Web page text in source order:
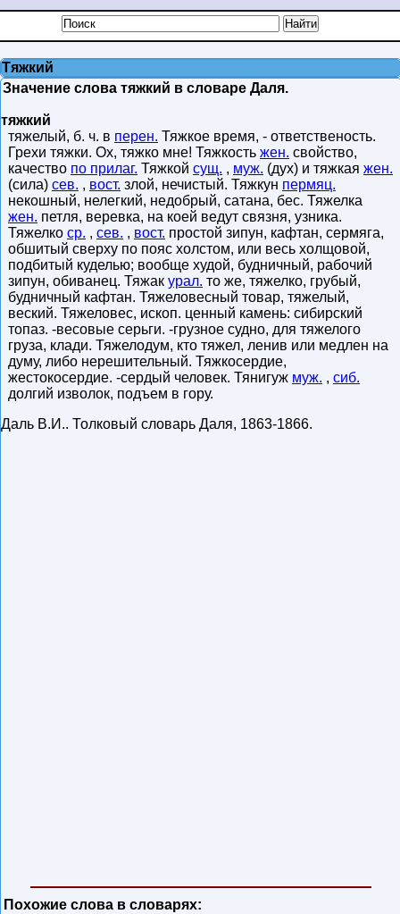
Тяжкий
Значение слова тяжкий в словаре Даля.
тяжкий
тяжелый, б. ч. в перен. Тяжкое время, - ответственость.
Грехи тяжки. Ох, тяжко мне! Тяжкость жен. свойство,
качество по прилаг. Тяжкой сущ. , муж. (дух) и тяжкая жен.
(сила) сев. , вост. злой, нечистый. Тяжкун пермяц.
некошный, нелегкий, недобрый, сатана, бес. Тяжелка
жен. петля, веревка, на коей ведут связня, узника.
Тяжелко ср. , сев. , вост. простой зипун, кафтан, сермяга,
обшитый сверху по пояс холстом, или весь холщовой,
подбитый куделью; вообще худой, будничный, рабочий
зипун, обиванец. Тяжак урал. то же, тяжелко, грубый,
будничный кафтан. Тяжеловесный товар, тяжелый,
веский. Тяжеловес, ископ. ценный камень: сибирский
топаз. -весовые серьги. -грузное судно, для тяжелого
груза, клади. Тяжелодум, кто тяжел, ленив или медлен на
думу, либо нерешительный. Тяжкосердие,
жестокосердие. -сердый человек. Тянигуж муж. , сиб.
долгий изволок, подъем в гору.
Даль В.И.. Толковый словарь Даля, 1863-1866.
Похожие слова в словарях: